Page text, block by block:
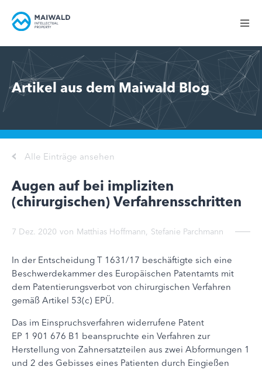
Artikel aus dem Maiwald Blog
Alle Einträge ansehen
Augen auf bei impliziten
(chirurgischen) Verfahrensschritten
7 Dez. 2020 von Matthias Hoffmann, Stefanie Parchmann
In der Entscheidung T 1631/17 beschäftigte sich eine
Beschwerdekammer des Europäischen Patentamts mit
dem Patentierungsverbot von chirurgischen Verfahren
gemäß Artikel 53(c) EPÜ.
Das im Einspruchsverfahren widerrufene Patent
EP 1 901 676 B1 beanspruchte ein Verfahren zur
Herstellung von Zahnersatzteilen aus zwei Abformungen 1
und 2 des Gebisses eines Patienten durch Eingießen